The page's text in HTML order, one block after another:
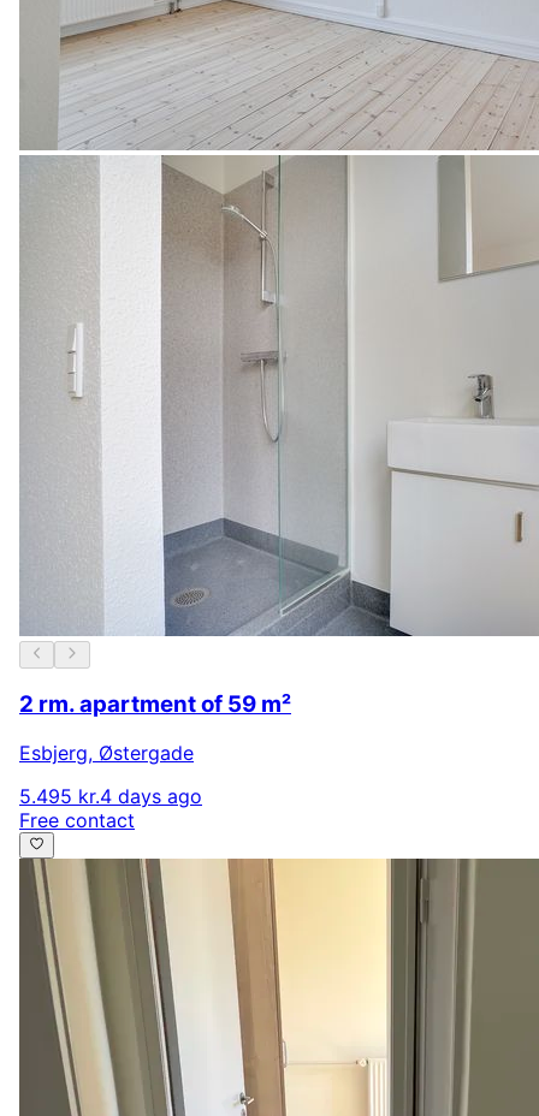
2 rm. apartment of 59 m²
Esbjerg, Østergade
5.495 kr.4 days ago
Free contact